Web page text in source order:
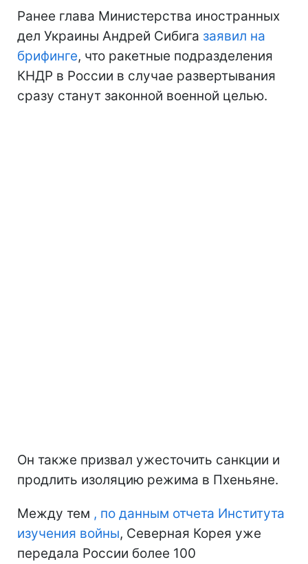
Ранее глава Министерства иностранных
дел Украины Андрей Сибига заявил на
брифинге, что ракетные подразделения
КНДР в России в случае развертывания
сразу станут законной военной целью.
Он также призвал ужесточить санкции и
продлить изоляцию режима в Пхеньяне.
Между тем , по данным отчета Института
изучения войны, Северная Корея уже
передала России более 100